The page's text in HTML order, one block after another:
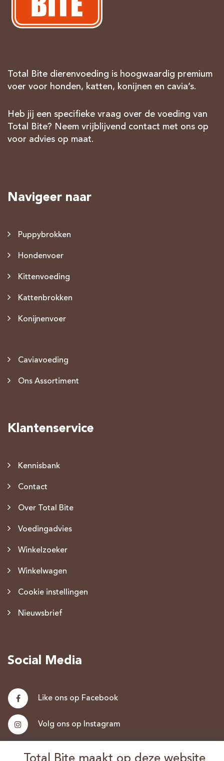
Total Bite dierenvoeding is hoogwaardig premium
voer voor honden, katten, konijnen en cavia’s.
Heb jij een specifieke vraag over de voeding van
Total Bite? Neem vrijblijvend contact met ons op
voor advies op maat.
Navigeer naar
Puppybrokken
Hondenvoer
Kittenvoeding
Kattenbrokken
Konijnenvoer
Caviavoeding
Ons Assortiment
Klantenservice
Kennisbank
Contact
Over Total Bite
Voedingadvies
Winkelzoeker
Winkelwagen
Cookie instellingen
Nieuwsbrief
Social Media
Like ons op Facebook
Volg ons op Instagram